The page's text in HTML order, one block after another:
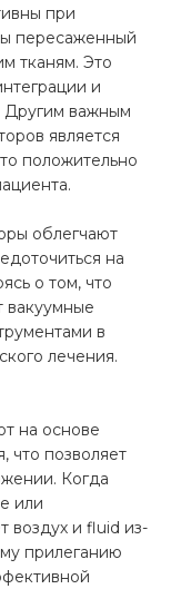
при
пересаженный
тканям. Это
и
Другим важным
является
положительно
облегчают
на
о том, что
вакуумные
в
лечения.
на основе
что позволяет
Когда
или
воздух и fluid из-
прилеганию